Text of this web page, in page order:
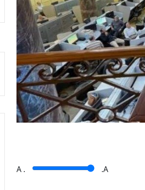
A . .A